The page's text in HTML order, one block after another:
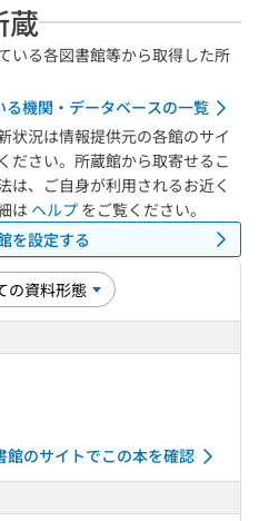
蔵
いる各図書館等から取得した所
る機関・データベースの一覧
状況は情報提供元の各館のサイ
ださい。所蔵館から取寄せるこ
は、ご自身が利用されるお近く
は ヘルプ をご覧ください。
を設定する
館のサイトでこの本を確認